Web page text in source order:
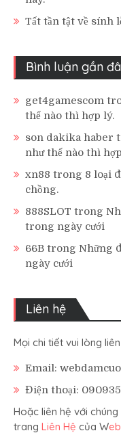
Tất tần tật về sính
Bình luận gần
get4gamescom
thế nào thì hợp lý.
son dakika haber
như thế nào thì
xn88 trong 8 loại
chồng.
888SLOT trong
trong ngày cưới
66B trong Những
ngày cưới
Liên hệ
Mọi chi tiết vui lòng
Email:
Điện thoại:
Hoặc liên hệ với
trang Liên Hệ của W